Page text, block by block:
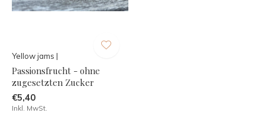
Yellow jams |
Passionsfrucht - ohne
zugesetzten Zucker
€5,40
Inkl. MwSt.